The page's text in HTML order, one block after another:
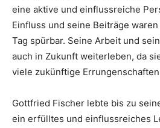
eine aktive und einflussreiche
Einfluss und seine Beiträge
Tag spürbar. Seine Arbeit und
auch in Zukunft weiterleben, da
viele zukünftige
Gottfried Fischer lebte bis zu
ein erfülltes und einflussreiches